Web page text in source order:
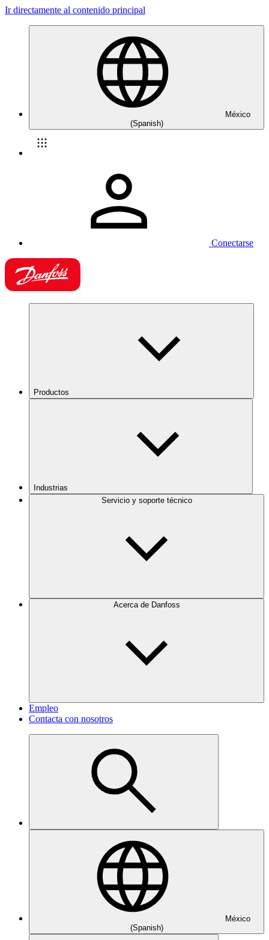
Ir directamente al contenido principal
México
(Spanish)
Conectarse
Productos
Industrias
Servicio y soporte técnico
Acerca de Danfoss
Empleo
Contacta con nosotros
México
(Spanish)